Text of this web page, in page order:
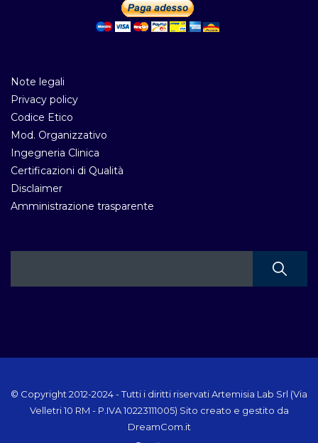
Note legali
Privacy policy
Codice Etico
Mod. Organizzativo
Ingegneria Clinica
Certificazioni di Qualità
Disclaimer
Amministrazione trasparente
© Copyright 2012-2024 - Tutti i diritti riservati Artemisia Lab Srl (Via
Velletri 10 RM - P.IVA 10223111005) Sito creato e gestito da
DreamCom.it